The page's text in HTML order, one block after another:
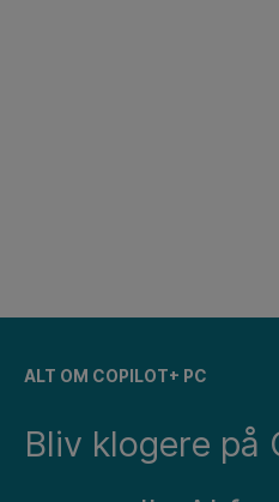
ALT OM COPILOT+ PC
Bliv klogere på